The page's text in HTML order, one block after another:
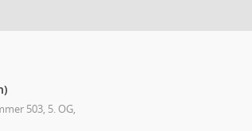
503, 5. OG,